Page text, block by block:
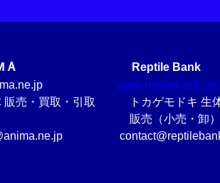
Ａ
Reptile Bank
www.reptilebank.net
販売・買取・引取 トカゲモドキ 生
（小売・卸）・買